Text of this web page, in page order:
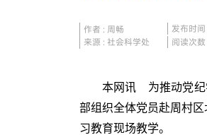
作者 : 周畅
来源 : 社会科学处
发布时
阅读次数
本网讯 为推动党纪
部组织全体党员赴周村
习教育现场教学。